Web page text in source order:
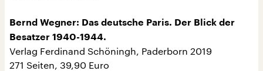
Bernd Wegner: Das deutsche Paris. Der Blick der
Besatzer 1940-1944.
Verlag Ferdinand Schöningh, Paderborn 2019
271 Seiten, 39,90 Euro